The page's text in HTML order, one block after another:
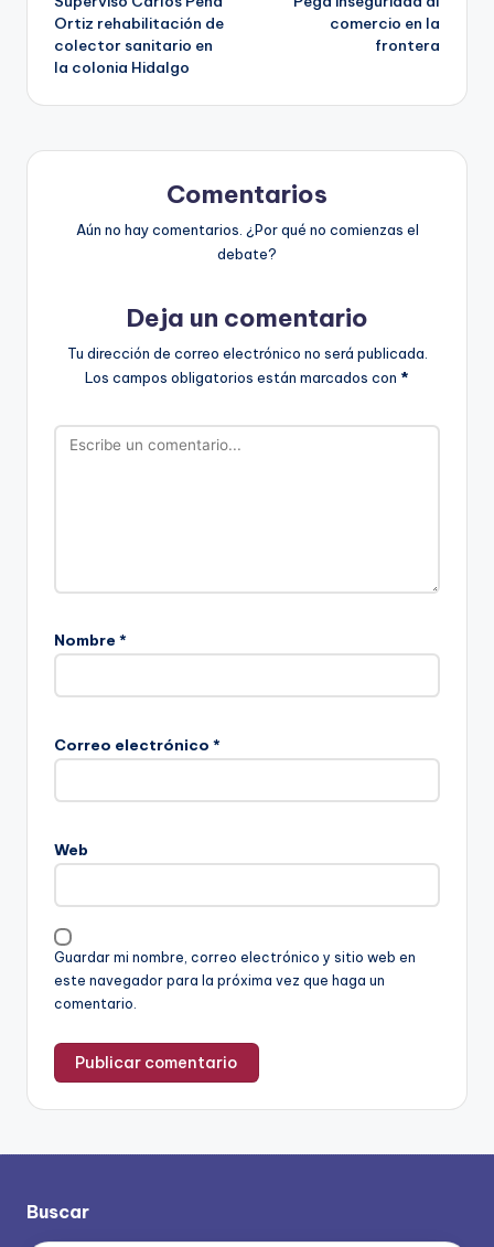
de
entradas
Ortiz rehabilitación de
colector sanitario en
la colonia Hidalgo
comercio en la
frontera
Comentarios
Aún no hay comentarios. ¿Por qué no comienzas el
debate?
Deja un comentario
Tu dirección de correo electrónico no será publicada.
Los campos obligatorios están marcados con *
Nombre *
Correo electrónico *
Web
Guardar mi nombre, correo electrónico y sitio web en
este navegador para la próxima vez que haga un
comentario.
Buscar